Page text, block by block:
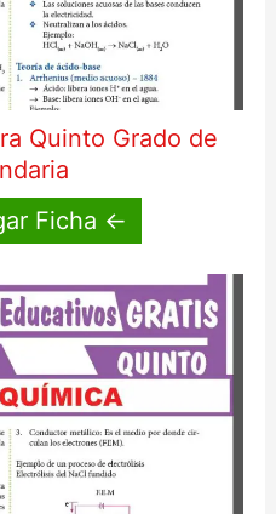
Quinto Grado de
Ficha ←